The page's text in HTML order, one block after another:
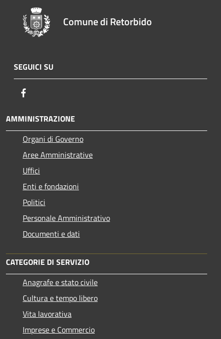
Comune di Retorbido
SEGUICI SU
AMMINISTRAZIONE
Organi di Governo
Aree Amministrative
Uffici
Enti e fondazioni
Politici
Personale Amministrativo
Documenti e dati
CATEGORIE DI SERVIZIO
Anagrafe e stato civile
Cultura e tempo libero
Vita lavorativa
Imprese e Commercio